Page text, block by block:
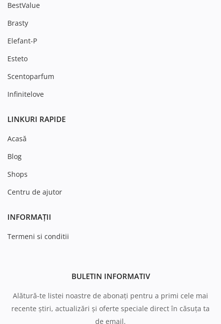
BestValue
Brasty
Elefant-P
Esteto
Scentoparfum
Infinitelove
LINKURI RAPIDE
Acasă
Blog
Shops
Centru de ajutor
INFORMAȚII
Termeni si conditii
BULETIN INFORMATIV
Alătură-te listei noastre de abonați pentru a primi cele mai
recente știri, actualizări și oferte speciale direct în căsuța ta
de email.